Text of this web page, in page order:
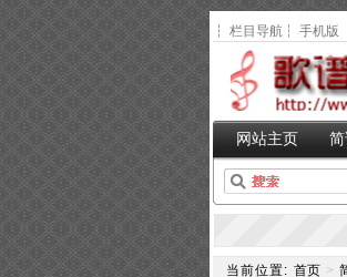
┆ 栏目导航 ┆ 手机版
网站主页
当前位置: 首页 >